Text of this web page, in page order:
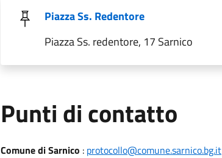
Piazza Ss. Redentore
Piazza Ss. redentore, 17 Sarnico
Punti di contatto
Comune di Sarnico : protocollo@comune.sarnico.bg.it